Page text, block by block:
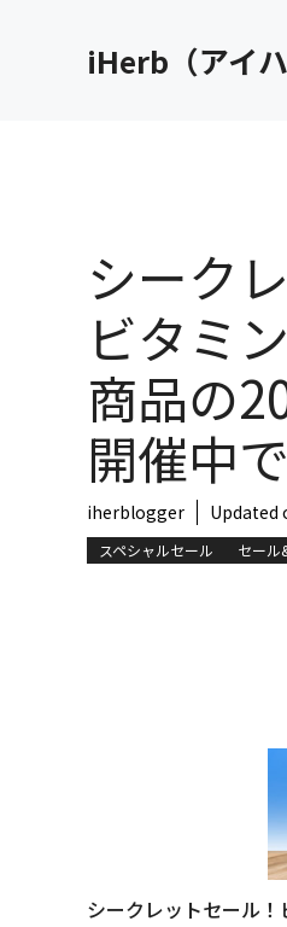
iHerb（アイ
シーク
ビタミ
商品の
開催中
iherblogger Updated
スペシャルセール セール
シークレットセール